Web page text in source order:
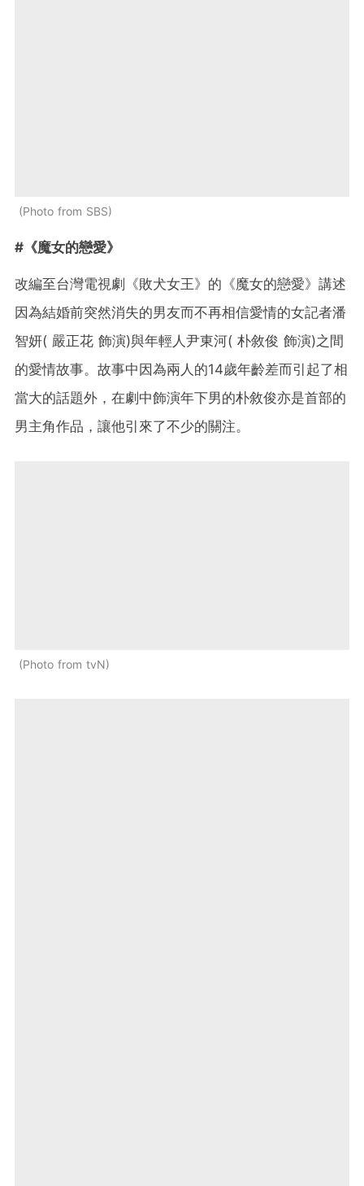
Photo from SBS
#《魔女的戀愛》
改編至台灣電視劇《敗犬女王》的《魔女的戀愛》講述
因為結婚前突然消失的男友而不再相信愛情的女記者潘
智妍( 嚴正花 飾演)與年輕人尹東河( 朴敘俊 飾演)之間
的愛情故事。故事中因為兩人的14歲年齡差而引起了相
當大的話題外，在劇中飾演年下男的朴敘俊亦是首部的
男主角作品，讓他引來了不少的關注。
Photo from tvN